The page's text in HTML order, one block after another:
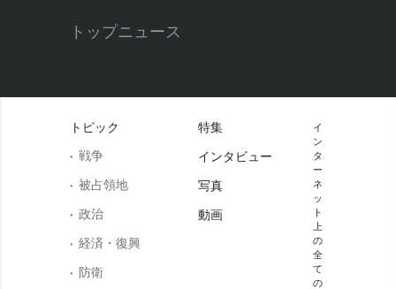
トップニュース
トピック
戦争
被占領地
政治
経済・復興
防衛
特集
インタビュー
写真
動画
イ
ン
タ
ー
ネ
ッ
ト
上
の
全
て
の